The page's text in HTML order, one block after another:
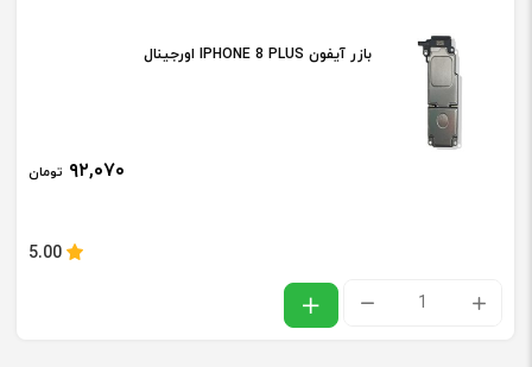
6S
بازر آیفون IPHONE 8 PLUS اورجینال
۹۲,۰۷۰ تومان
5.00
بازر